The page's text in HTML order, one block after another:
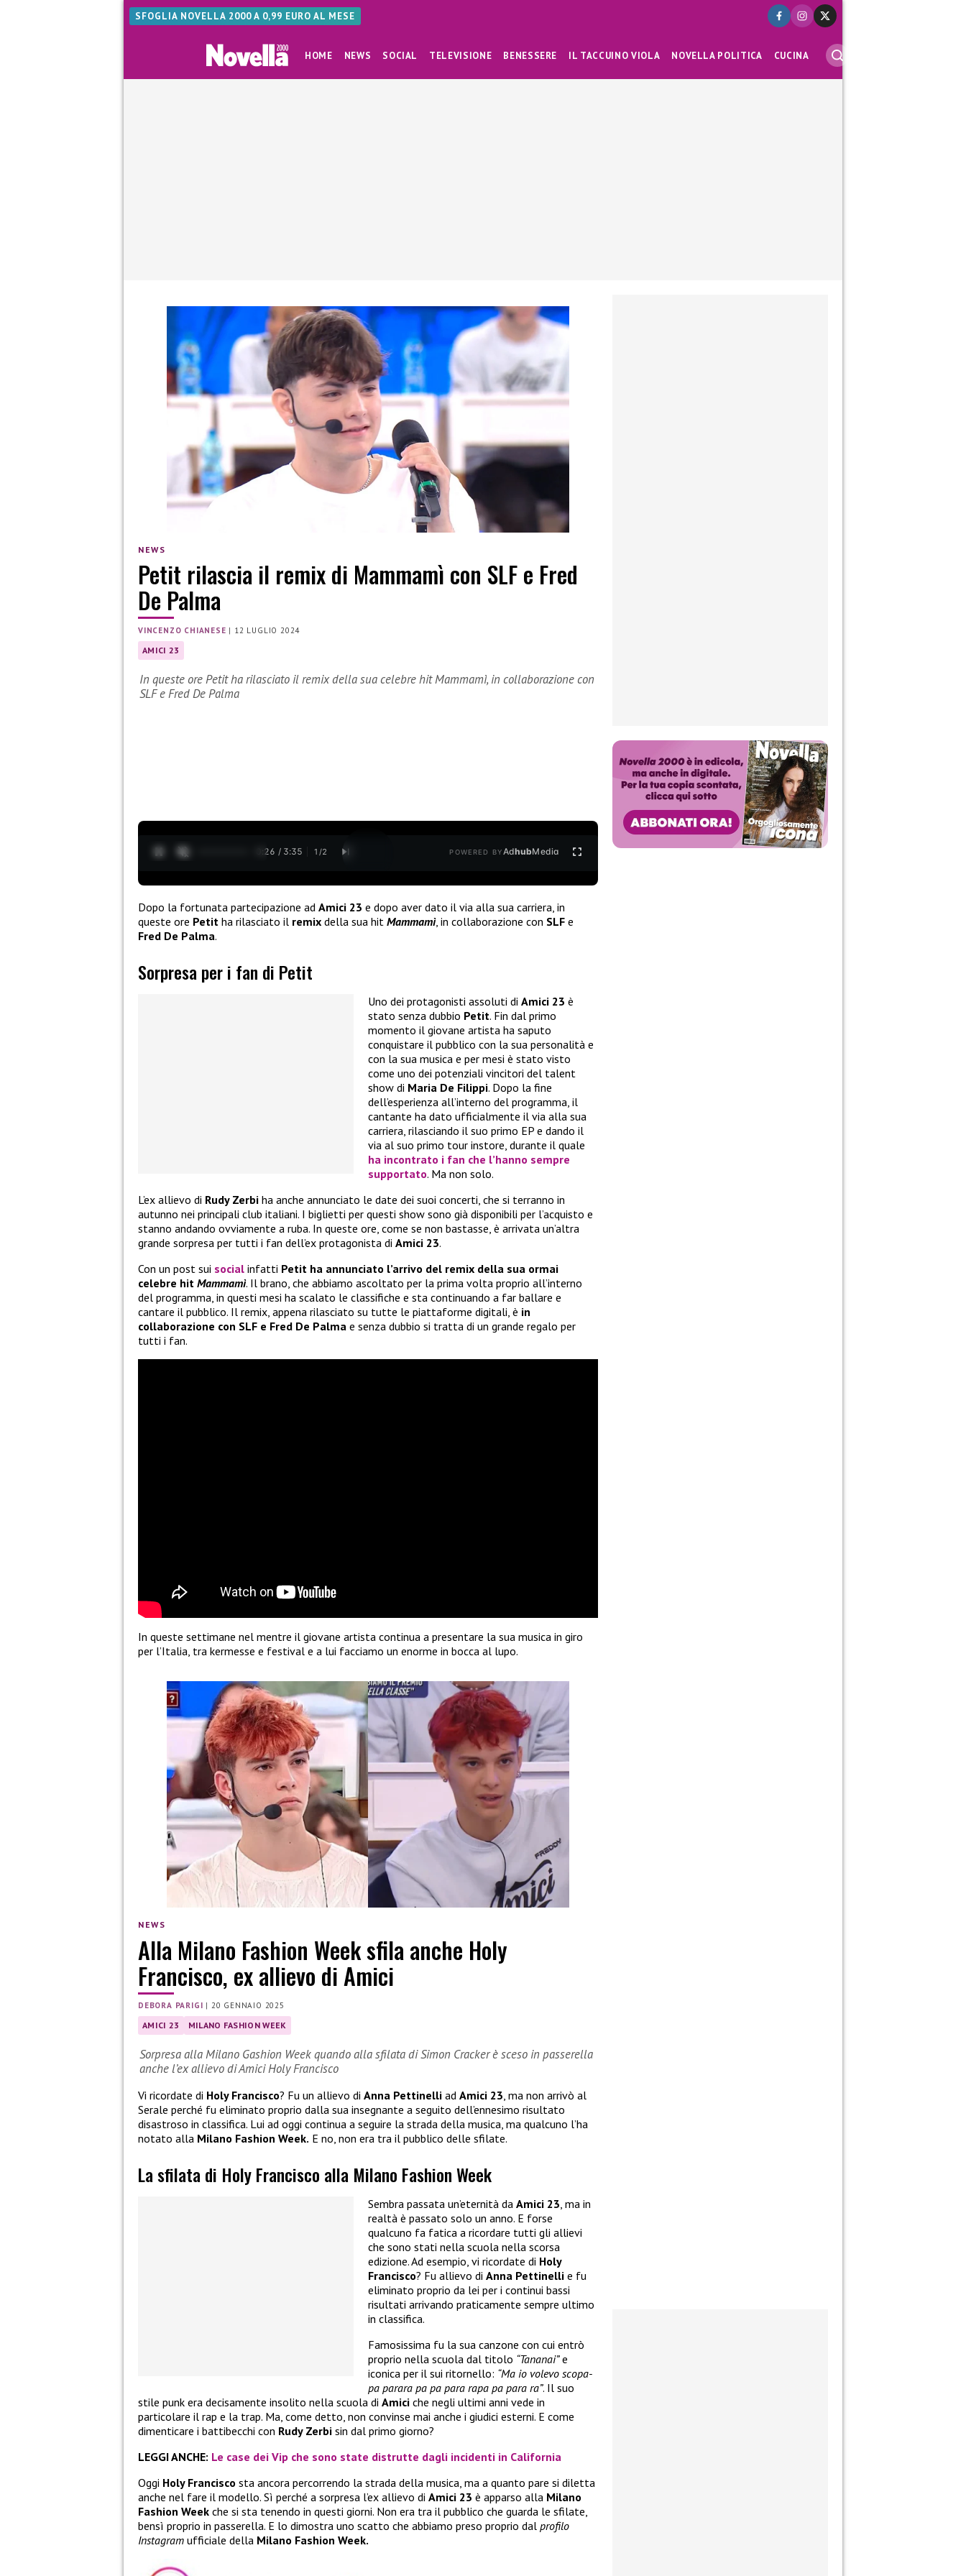
SFOGLIA NOVELLA 2000 A 0,99 EURO AL MESE
HOME NEWS SOCIAL TELEVISIONE BENESSERE IL TACCUINO VIOLA NOVELLA POLITICA CUCINA
NEWS
Petit rilascia il remix di Mammamì con SLF e Fred
De Palma
VINCENZO CHIANESE | 12 LUGLIO 2024
AMICI 23
In queste ore Petit ha rilasciato il remix della sua celebre hit Mammamì, in collaborazione con
SLF e Fred De Palma
0:27 / 3:35 1 /2 POWERED BYAdhubMedia
Dopo la fortunata partecipazione ad Amici 23 e dopo aver dato il via alla sua carriera, in
queste ore Petit ha rilasciato il remix della sua hit Mammamì, in collaborazione con SLF e
Fred De Palma.
Sorpresa per i fan di Petit
Uno dei protagonisti assoluti di Amici 23 è
stato senza dubbio Petit. Fin dal primo
momento il giovane artista ha saputo
conquistare il pubblico con la sua personalità e
con la sua musica e per mesi è stato visto
come uno dei potenziali vincitori del talent
show di Maria De Filippi. Dopo la fine
dell’esperienza all’interno del programma, il
cantante ha dato ufficialmente il via alla sua
carriera, rilasciando il suo primo EP e dando il
via al suo primo tour instore, durante il quale
ha incontrato i fan che l’hanno sempre
supportato. Ma non solo.
L’ex allievo di Rudy Zerbi ha anche annunciato le date dei suoi concerti, che si terranno in
autunno nei principali club italiani. I biglietti per questi show sono già disponibili per l’acquisto e
stanno andando ovviamente a ruba. In queste ore, come se non bastasse, è arrivata un’altra
grande sorpresa per tutti i fan dell’ex protagonista di Amici 23.
Con un post sui social infatti Petit ha annunciato l’arrivo del remix della sua ormai
celebre hit Mammamì. Il brano, che abbiamo ascoltato per la prima volta proprio all’interno
del programma, in questi mesi ha scalato le classifiche e sta continuando a far ballare e
cantare il pubblico. Il remix, appena rilasciato su tutte le piattaforme digitali, è in
collaborazione con SLF e Fred De Palma e senza dubbio si tratta di un grande regalo per
tutti i fan.
In queste settimane nel mentre il giovane artista continua a presentare la sua musica in giro
per l’Italia, tra kermesse e festival e a lui facciamo un enorme in bocca al lupo.
NEWS
Alla Milano Fashion Week sfila anche Holy
Francisco, ex allievo di Amici
DEBORA PARIGI | 20 GENNAIO 2025
AMICI 23 MILANO FASHION WEEK
Sorpresa alla Milano Gashion Week quando alla sfilata di Simon Cracker è sceso in passerella
anche l’ex allievo di Amici Holy Francisco
Vi ricordate di Holy Francisco? Fu un allievo di Anna Pettinelli ad Amici 23, ma non arrivò al
Serale perché fu eliminato proprio dalla sua insegnante a seguito dell’ennesimo risultato
disastroso in classifica. Lui ad oggi continua a seguire la strada della musica, ma qualcuno l’ha
notato alla Milano Fashion Week. E no, non era tra il pubblico delle sfilate.
La sfilata di Holy Francisco alla Milano Fashion Week
Sembra passata un’eternità da Amici 23, ma in
realtà è passato solo un anno. E forse
qualcuno fa fatica a ricordare tutti gli allievi
che sono stati nella scuola nella scorsa
edizione. Ad esempio, vi ricordate di Holy
Francisco? Fu allievo di Anna Pettinelli e fu
eliminato proprio da lei per i continui bassi
risultati arrivando praticamente sempre ultimo
in classifica.
Famosissima fu la sua canzone con cui entrò
proprio nella scuola dal titolo “Tananai”e
iconica per il sui ritornello: “Ma io volevo scopa-
pa parara pa pa para rapa pa para ra”. Il suo
stile punk era decisamente insolito nella scuola di Amici che negli ultimi anni vede in
particolare il rap e la trap. Ma, come detto, non convinse mai anche i giudici esterni. E come
dimenticare i battibecchi con Rudy Zerbi sin dal primo giorno?
LEGGI ANCHE: Le case dei Vip che sono state distrutte dagli incidenti in California
Oggi Holy Francisco sta ancora percorrendo la strada della musica, ma a quanto pare si diletta
anche nel fare il modello. Sì perché a sorpresa l’ex allievo di Amici 23 è apparso alla Milano
Fashion Week che si sta tenendo in questi giorni. Non era tra il pubblico che guarda le sfilate,
bensì proprio in passerella. E lo dimostra uno scatto che abbiamo preso proprio dal profilo
Instagram ufficiale della Milano Fashion Week.